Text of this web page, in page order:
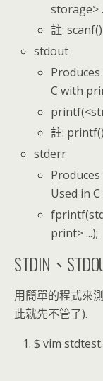
storage>
註:
stdout
C with
註:
stderr
Used in
print> ...);
STDIN、
用簡單的程式來
此就先不管了).
$ vim